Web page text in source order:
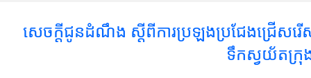
សេចក្តីជូនដំណឹង ស្តីពីការប្រឡងប្រជែងជ្រើសរើស
ទឹកស្វយ័តក្រុ